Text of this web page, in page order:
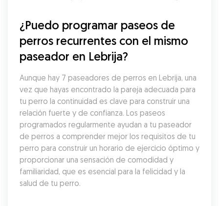
¿Puedo programar paseos de
perros recurrentes con el mismo
paseador en Lebrija?
Aunque hay 7 paseadores de perros en Lebrija, una
vez que hayas encontrado la pareja adecuada para
tu perro la continuidad es clave para construir una
relación fuerte y de confianza. Los paseos
programados regularmente ayudan a tu paseador
de perros a comprender mejor los requisitos de tu
perro para construir un horario de ejercicio óptimo y
proporcionar una sensación de comodidad y
familiaridad, que es esencial para la felicidad y la
salud de tu perro.